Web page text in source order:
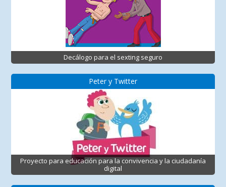
Decálogo para el sexting seguro
Peter y Twitter
Proyecto para educación para la convivencia y la ciudadanía
digital